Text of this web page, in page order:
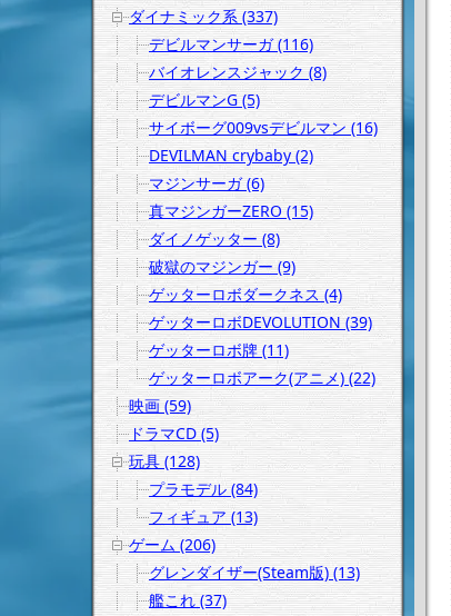
ダイナミック系 (337)
デビルマンサーガ (116)
バイオレンスジャック (8)
デビルマンG (5)
サイボーグ009vsデビルマン (16)
DEVILMAN crybaby (2)
マジンサーガ (6)
真マジンガーZERO (15)
ダイノゲッター (8)
破獄のマジンガー (9)
ゲッターロボダークネス (4)
ゲッターロボDEVOLUTION (39)
ゲッターロボ牌 (11)
ゲッターロボアーク(アニメ) (22)
映画 (59)
ドラマCD (5)
玩具 (128)
プラモデル (84)
フィギュア (13)
ゲーム (206)
グレンダイザー(Steam版) (13)
艦これ (37)